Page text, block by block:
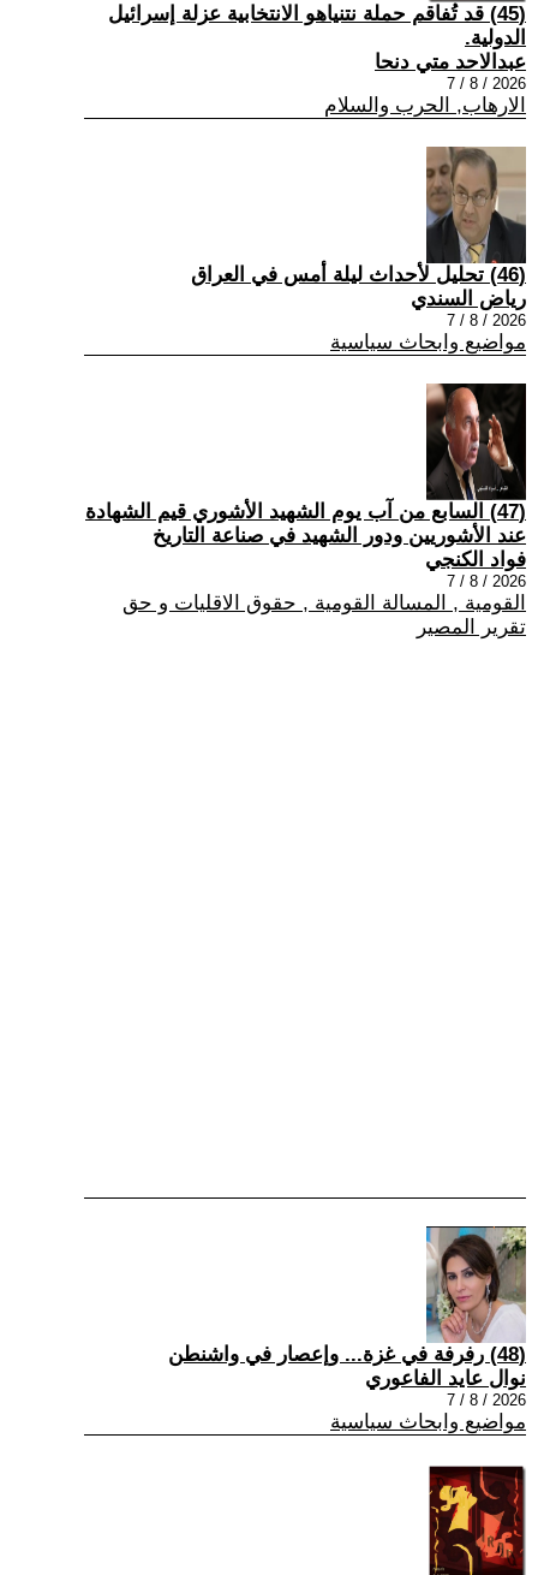
(45) قد تُفاقم حملة نتنياهو الانتخابية عزلة إسرائيل
الدولية.
عبدالاحد متي دنحا
2026 / 8 / 7
الارهاب, الحرب والسلام
(46) تحليل لأحداث ليلة أمس في العراق
رياض السندي
2026 / 8 / 7
مواضيع وابحاث سياسية
(47) السابع من آب يوم الشهيد الأشوري قيم الشهادة
عند الأشوريين ودور الشهيد في صناعة التاريخ
فواد الكنجي
2026 / 8 / 7
القومية , المسالة القومية , حقوق الاقليات و حق
تقرير المصير
(48) رفرفة في غزة... وإعصار في واشنطن
نوال عايد الفاعوري
2026 / 8 / 7
مواضيع وابحاث سياسية